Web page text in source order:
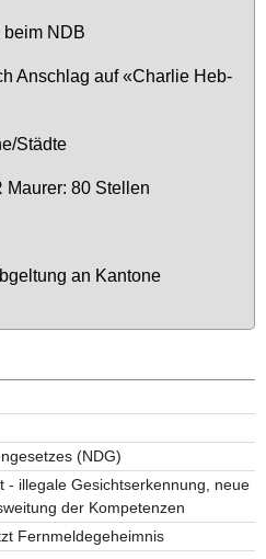
NDB
An­schlag auf «Char­lie Heb­
Städ­te
Mau­rer: 80 Stel­len
an Kan­to­ne
(NDG)
- illegale Gesichtserkennung, neue
der Kompetenzen
Fernmeldegeheimnis